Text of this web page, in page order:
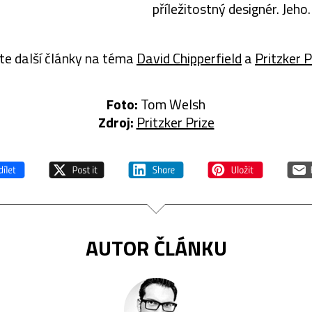
příležitostný designér. Jeho
funkčností. Stejně jako v
jsou…
další články na téma David Chipperfielda Pritzker
Foto:Tom Welsh
Zdroj: Pritzker Prize
AUTOR ČLÁNKU